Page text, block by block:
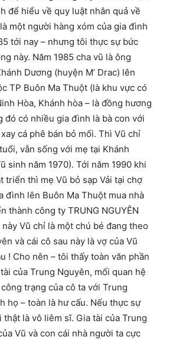
để hiểu về quy luật nhân quả về
một người hàng xóm của gia đình
tới nay – nhưng tôi thực sự bức
này. Năm 1985 cha vũ là ông
Dương (huyện M’ Drac) lên
TP Buôn Ma Thuột (là khu vực có
Hòa, Khánh hòa – là đồng hương
đó có nhiều gia đình là bà con với
cá phê bán bỏ mối. Thì Vũ chỉ
vẫn sống với mẹ tại Khánh
sinh năm 1970). Tới năm 1990 khi
triển thì mẹ Vũ bỏ sạp Vải tại chợ
đình lên Buôn Ma Thuột mua nhà
thành công ty TRUNG NGUYÊN
Vũ chỉ là một chú bé đang theo
và cái cô sau này là vợ của Vũ
! Cho nên – tôi thấy toàn văn phần
của Trung Nguyên, mối quan hệ
trạng của cô ta với Trung
họ – toàn là hư cấu. Nếu thực sự
là vô liêm sĩ. Gia tài của Trung
Vũ và con cái nhà người ta cực